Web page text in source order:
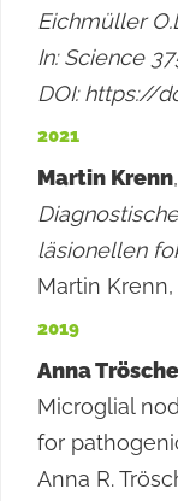
Eichmüller
In: Science
DOI: https://
2021
Martin Krenn
läsionellen
Martin
2019
Anna
Microglial
for
Anna R.